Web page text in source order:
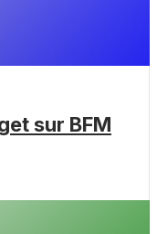
sur BFM